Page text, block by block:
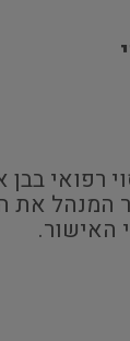
רפואי
את
האישור.